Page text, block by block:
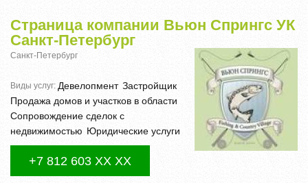
Страница компании Вьюн Спрингс УК
Санкт-Петербург
Санкт-Петербург
Виды услуг: Девелопмент Застройщик
Продажа домов и участков в области
Сопровождение сделок с
недвижимостью Юридические услуги
+7 812 603 XX XX